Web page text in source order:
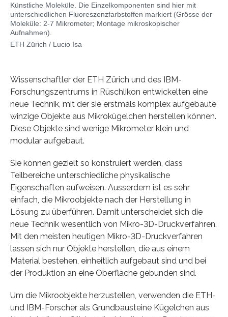
Künstliche Moleküle. Die Einzelkomponenten sind hier mit
unterschiedlichen Fluoreszenzfarbstoffen markiert (Grösse der
Moleküle: 2-7 Mikrometer; Montage mikroskopischer
Aufnahmen).
ETH Zürich / Lucio Isa
Wissenschaftler der ETH Zürich und des IBM-
Forschungszentrums in Rüschlikon entwickelten eine
neue Technik, mit der sie erstmals komplex aufgebaute
winzige Objekte aus Mikrokügelchen herstellen können.
Diese Objekte sind wenige Mikrometer klein und
modular aufgebaut.
Sie können gezielt so konstruiert werden, dass
Teilbereiche unterschiedliche physikalische
Eigenschaften aufweisen. Ausserdem ist es sehr
einfach, die Mikroobjekte nach der Herstellung in
Lösung zu überführen. Damit unterscheidet sich die
neue Technik wesentlich von Mikro-3D-Druckverfahren.
Mit den meisten heutigen Mikro-3D-Druckverfahren
lassen sich nur Objekte herstellen, die aus einem
Material bestehen, einheitlich aufgebaut sind und bei
der Produktion an eine Oberfläche gebunden sind.
Um die Mikroobjekte herzustellen, verwenden die ETH-
und IBM-Forscher als Grundbausteine Kügelchen aus